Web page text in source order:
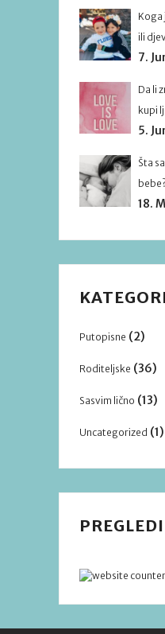
Koga
ili
7.
Da li
kupi
5.
Šta
18.
Putopisne (2)
Roditeljske (36)
Sasvim lično (13)
Uncategorized (1)